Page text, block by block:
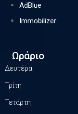
AdBlue
Immobilizer
Ωράριο
Δευτέρα
Τρίτη
Τετάρτη